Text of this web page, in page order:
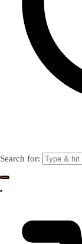
Search for: